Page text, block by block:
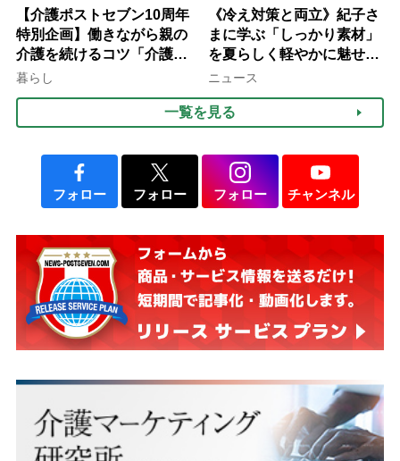
【介護ポストセブン10周年
特別企画】働きながら親の
介護を続けるコツ「介護は
10年以上続くことも…3つ
みよう」【社会福祉士解
説】
暮らし
《冷え対策と両立》紀子さ
まに学ぶ「しっかり素材」
を夏らしく軽やかに魅せる
3つの着こなし法則
ニュース
一覧を見る
フォロー フォロー フォロー チャンネル